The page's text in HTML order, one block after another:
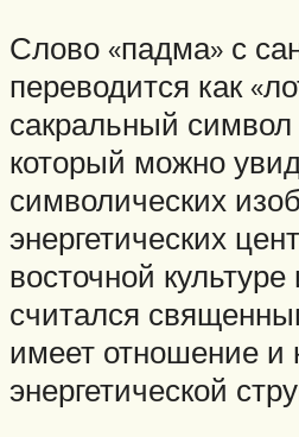
Слово «падма» с
переводится как
сакральный
который можно
символических
энергетических
восточной
считался
имеет отношение и
энергетической